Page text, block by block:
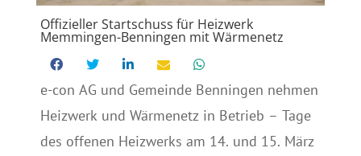
Offizieller Startschuss für Heizwerk
Memmingen-Benningen mit Wärmenetz
e-con AG und Gemeinde Benningen nehmen
Heizwerk und Wärmenetz in Betrieb – Tage
des offenen Heizwerks am 14. und 15. März